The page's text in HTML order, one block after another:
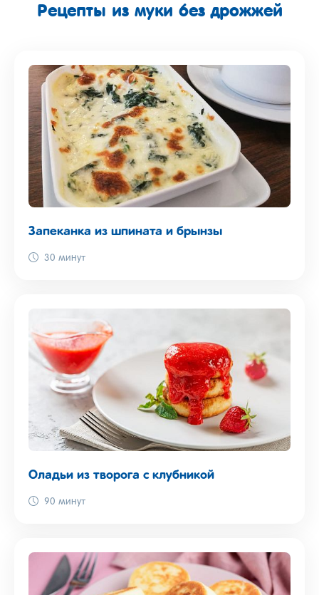
Рецепты из муки без дрожжей
Запеканка из шпината и брынзы
30 минут
Оладьи из творога с клубникой
90 минут